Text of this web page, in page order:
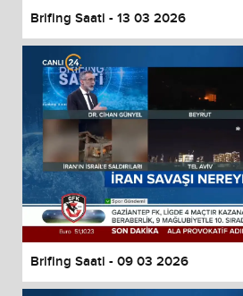
Brifing Saati - 13 03 2026
Brifing Saati - 09 03 2026